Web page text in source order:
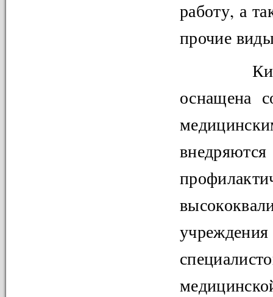
работу, а
прочие
оснащена